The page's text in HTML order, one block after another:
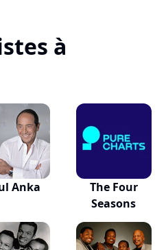
à
Anka
The Four
Seasons